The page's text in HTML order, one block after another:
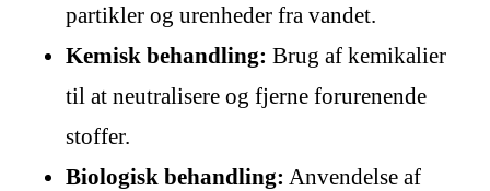
partikler og urenheder fra vandet.
Kemisk behandling: Brug af kemikalier
til at neutralisere og fjerne forurenende
stoffer.
Biologisk behandling: Anvendelse af